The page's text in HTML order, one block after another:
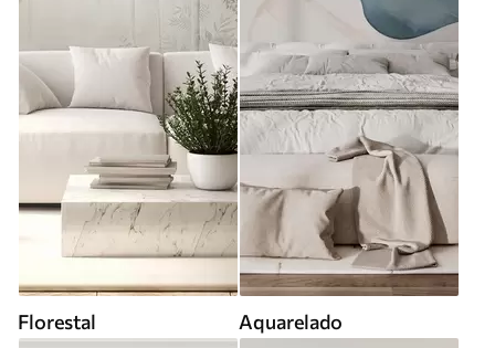
Florestal Aquarelado